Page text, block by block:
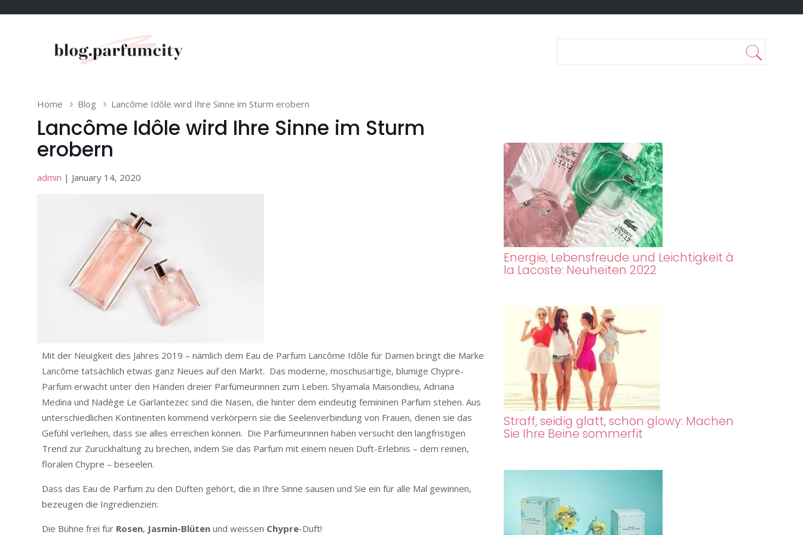
Home Blog Lancôme Idôle wird Ihre Sinne im Sturm erobern
Lancôme Idôle wird Ihre Sinne im Sturm
erobern
admin | January 14, 2020
Mit der Neuigkeit des Jahres 2019 – nämlich dem Eau de Parfum Lancôme Idôle für Damen bringt die Marke
Lancôme tatsächlich etwas ganz Neues auf den Markt. Das moderne, moschusartige, blumige Chypre-
Parfum erwacht unter den Händen dreier Parfümeurinnen zum Leben. Shyamala Maisondieu, Adriana
Medina und Nadège Le Garlantezec sind die Nasen, die hinter dem eindeutig femininen Parfum stehen. Aus
unterschiedlichen Kontinenten kommend verkörpern sie die Seelenverbindung von Frauen, denen sie das
Gefühl verleihen, dass sie alles erreichen können. Die Parfümeurinnen haben versucht den langfristigen
Trend zur Zurückhaltung zu brechen, indem Sie das Parfum mit einem neuen Duft-Erlebnis – dem reinen,
floralen Chypre – beseelen.
Dass das Eau de Parfum zu den Düften gehört, die in Ihre Sinne sausen und Sie ein für alle Mal gewinnen,
bezeugen die Ingredienzien:
Die Bühne frei für Rosen, Jasmin-Blütenund weissen Chypre-Duft!
Energie, Lebensfreude und Leichtigkeit à
la Lacoste: Neuheiten 2022
Straff, seidig glatt, schön glowy: Machen
Sie Ihre Beine sommerfit